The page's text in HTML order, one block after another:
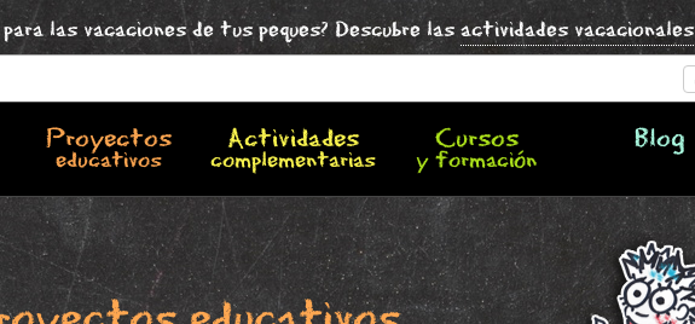
las vacaciones de tus peques? Descubre las actividades vacacionales
Proyectos
educativos
Actividades
complementarias
Cursos
y formación
Blog